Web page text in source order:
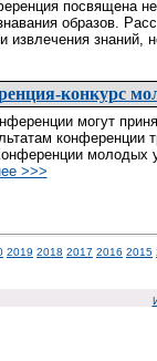
посвящена
образов.
извлечения знаний,
конкурс
могут
конференции
молодых
>>>
2019 2018 2017 2016 2015